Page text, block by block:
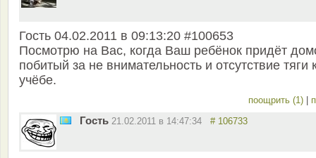
Гость 04.02.2011 в 09:13:20 #100653
Посмотрю на Вас, когда Ваш ребёнок придёт
побитый за не внимательность и отсутствие тяги
учёбе.
поощрить (1)
Гость 21.02.2011 в 14:47:34 # 106733